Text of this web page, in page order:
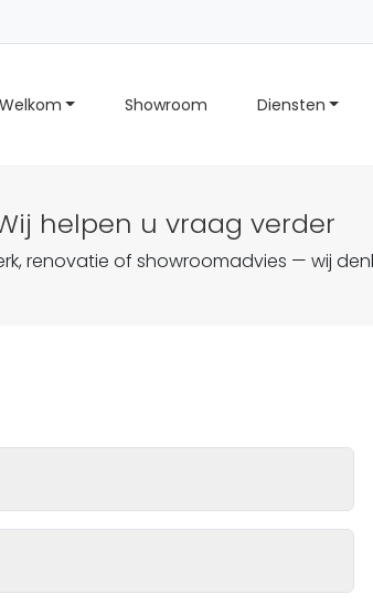
Welkom Showroom Diensten
helpen u vraag verder
renovatie of showroomadvies — wij